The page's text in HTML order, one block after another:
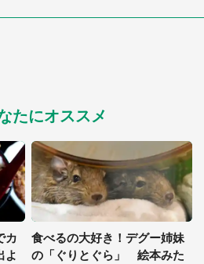
選択する
たにオススメ
カ
よ
食べるの大好き！デグー姉妹
の「ぐりとぐら」 絵本みた